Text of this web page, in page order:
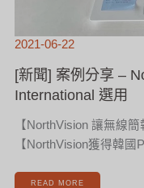
2021-06-22
[新聞] 案例分享 –
International 選用
【NorthVision 讓無線
【NorthVision獲得韓國
READ MORE